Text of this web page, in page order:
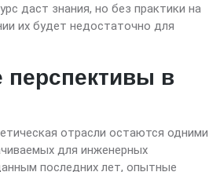
даст знания, но без практики на
их будет недостаточно для
в
отрасли остаются одними
для инженерных
последних лет, опытные